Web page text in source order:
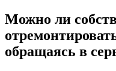
Можно ли
обращаясь в